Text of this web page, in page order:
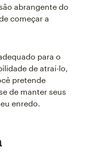
abrangente do
começar a
para o
de atraí-lo,
pretende
de manter seus
enredo.